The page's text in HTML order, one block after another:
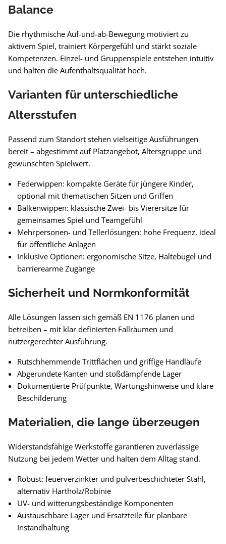
Balance
Die rhythmische Auf-und-ab-Bewegung motiviert zu
aktivem Spiel, trainiert Körpergefühl und stärkt soziale
Kompetenzen. Einzel- und Gruppenspiele entstehen intuitiv
und halten die Aufenthaltsqualität hoch.
Varianten für unterschiedliche
Altersstufen
Passend zum Standort stehen vielseitige Ausführungen
bereit – abgestimmt auf Platzangebot, Altersgruppe und
gewünschten Spielwert.
Federwippen: kompakte Geräte für jüngere Kinder,
optional mit thematischen Sitzen und Griffen
Balkenwippen: klassische Zwei- bis Vierersitze für
gemeinsames Spiel und Teamgefühl
Mehrpersonen- und Tellerlösungen: hohe Frequenz, ideal
für öffentliche Anlagen
Inklusive Optionen: ergonomische Sitze, Haltebügel und
barrierearme Zugänge
Sicherheit und Normkonformität
Alle Lösungen lassen sich gemäß EN 1176 planen und
betreiben – mit klar definierten Fallräumen und
nutzergerechter Ausführung.
Rutschhemmende Trittflächen und griffige Handläufe
Abgerundete Kanten und stoßdämpfende Lager
Dokumentierte Prüfpunkte, Wartungshinweise und klare
Beschilderung
Materialien, die lange überzeugen
Widerstandsfähige Werkstoffe garantieren zuverlässige
Nutzung bei jedem Wetter und halten dem Alltag stand.
Robust: feuerverzinkter und pulverbeschichteter Stahl,
alternativ Hartholz/Robinie
UV- und witterungsbeständige Komponenten
Austauschbare Lager und Ersatzteile für planbare
Instandhaltung